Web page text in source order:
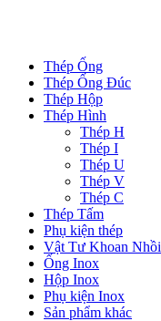
Thép Ống
Thép Ống Đúc
Thép Hộp
Thép Hình
Thép H
Thép I
Thép U
Thép V
Thép C
Thép Tấm
Phụ kiện thép
Vật Tư Khoan Nhồi
Ống Inox
Hộp Inox
Phụ kiện Inox
Sản phẩm khác